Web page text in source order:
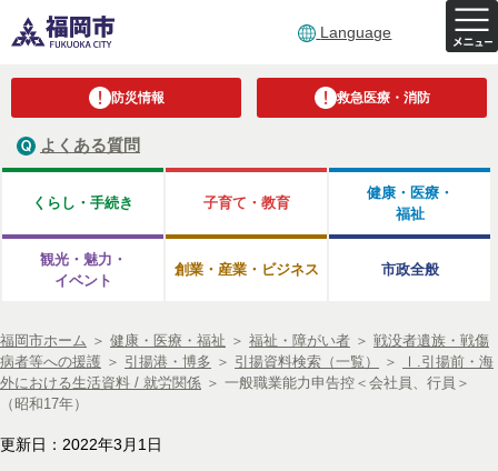
Language
防災情報 救急医療・消防
よくある質問
くらし・手続き 子育て・教育
健康・医療・
福祉
観光・魅力・
イベント
創業・産業・ビジネス 市政全般
福岡市ホーム ＞ 健康・医療・福祉 ＞ 福祉・障がい者 ＞ 戦没者遺族・戦傷
病者等への援護 ＞ 引揚港・博多 ＞ 引揚資料検索（一覧） ＞
Ⅰ.引揚前・海
外における生活資料 / 就労関係 ＞ 一般職業能力申告控＜会社員、行員＞
（昭和17年）
更新日：2022年3月1日